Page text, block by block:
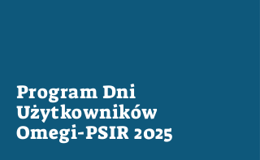
Program Dni
Użytkowników
Omegi-PSIR 2025